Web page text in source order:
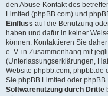
den Abuse-Kontakt des
Limited (phpBB.com) und
Einfluss auf die Benutzung
haben und dafür in keiner
können. Kontaktieren Sie
e. V. in Zusammenhang mit
(Unterlassungserklärungen,
Website phpbb.com, phpbb.de
Sie phpBB Limited oder
Softwarenutzung durch Dritte